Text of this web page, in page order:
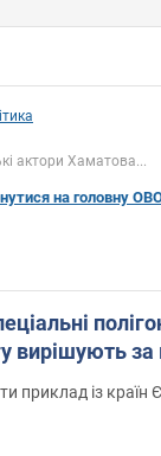
актори Хаматова...
на головну
вирішують
приклад із країн